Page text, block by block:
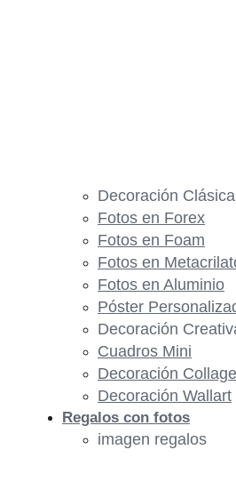
Decoración Clásica
Fotos en Forex
Fotos en Foam
Fotos en
Fotos en Aluminio
Póster
Decoración
Cuadros Mini
Decoración Collage
Decoración Wallart
Regalos con fotos
imagen regalos